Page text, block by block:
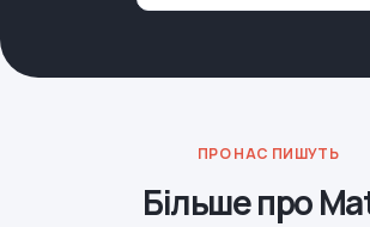
ПРО НАС ПИШУТЬ
Більше про